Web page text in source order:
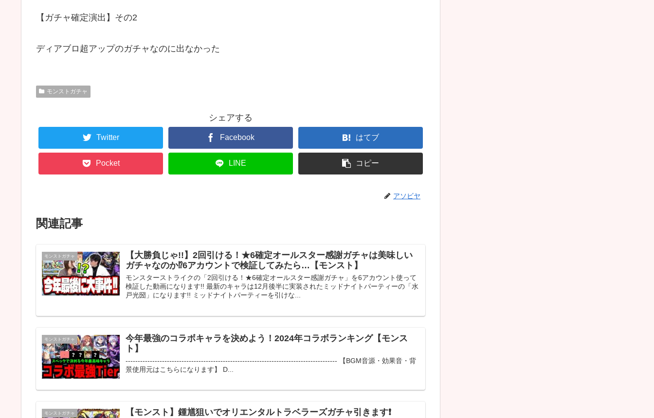
【ガチャ確定演出】その2
ディアブロ超アップのガチャなのに出なかった
モンストガチャ
シェアする
Twitter Facebook はてブ
Pocket LINE コピー
アソビヤ
関連記事
モンストガチャ
【大勝負じゃ!!】2回引ける！★6確定オールスター感謝ガチャは美味しい
ガチャなのか⁉6アカウントで検証してみたら…【モンスト】
モンスターストライクの「2回引ける！★6確定オールスター感謝ガチャ」を6アカウント使って
検証した動画になります!! 最新のキャラは12月後半に実装されたミッドナイトパーティーの「水
戸光圀」になります!! ミッドナイトパーティーを引けな...
モンストガチャ
今年最強のコラボキャラを決めよう！2024年コラボランキング【モンス
ト】
--------------------------------------------------------------------------------------- 【BGM音源・効果音・背
景使用元はこちらになります】 D...
モンストガチャ 【モンスト】鍾馗狙いでオリエンタルトラベラーズガチャ引きます❗